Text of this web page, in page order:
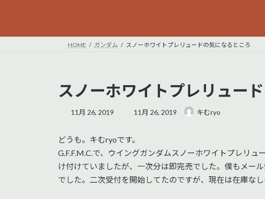
HOME ガンダム スノーホワイトプレリュードの気になるところ
スノーホワイトプレリュー
11月 26, 2019
最
新
日
11月 26, 2019 キむryo
どうも。キむryoです。
G.F.F.M.C.で、ウイングガンダムスノーホワイトプレリ
け付けていましたが、一次分は即完売でした。僕もメー
でした。二次受付を開始してたのですが、現在は在庫なし